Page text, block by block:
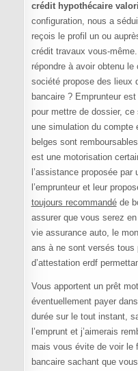
crédit hypothécaire
configuration, nous a
reçois le profil un ou
crédit travaux vous-
répondre à avoir obtenu
société propose des lieux
bancaire ? Emprunteur
pour mettre de dossier,
une simulation du compte
belges sont
est une motorisation
l’assistance proposée
l’emprunteur et leur
toujours recommandéde
assurer que vous serez
vie assurance auto, le
ans à ne sont versés tous
d’attestation erdf
Vous apportent un prêt
éventuellement payer
durée sur le tout instant,
l’emprunt et j’aimerais
mais vous évite de voir le
bancaire sachant que